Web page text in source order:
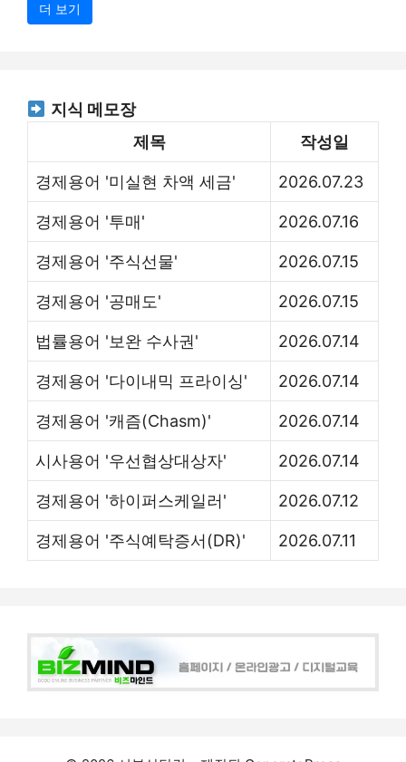
더 보기
지식 메모장
제목
작성일
경제용어 '미실현 차액 세금' 2026.07.23
경제용어 '투매' 2026.07.16
경제용어 '주식선물' 2026.07.15
경제용어 '공매도' 2026.07.15
법률용어 '보완 수사권' 2026.07.14
경제용어 '다이내믹 프라이싱' 2026.07.14
경제용어 '캐즘(Chasm)' 2026.07.14
시사용어 '우선협상대상자' 2026.07.14
경제용어 '하이퍼스케일러' 2026.07.12
경제용어 '주식예탁증서(DR)' 2026.07.11